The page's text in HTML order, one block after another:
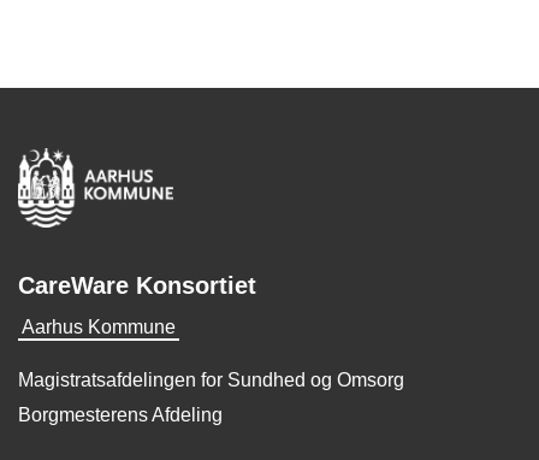
CareWare Konsortiet
Aarhus Kommune
Magistratsafdelingen for Sundhed og Omsorg
Borgmesterens Afdeling